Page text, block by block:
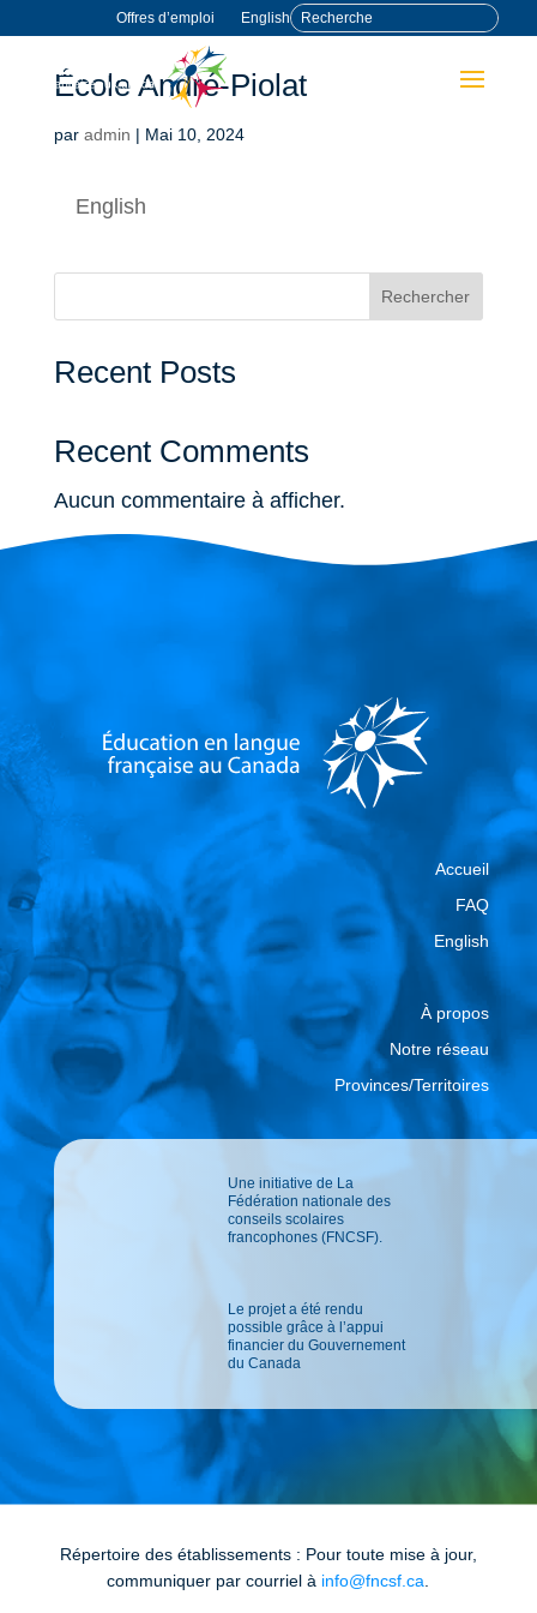
Offres d’emploi English
École André-Piolat
par admin | Mai 10, 2024
English
Rechercher
Recent Posts
Recent Comments
Aucun commentaire à afficher.
Accueil
FAQ
English
À propos
Notre réseau
Provinces/Territoires
Une initiative de La
Fédération nationale des
conseils scolaires
francophones (FNCSF).
Le projet a été rendu
possible grâce à l’appui
financier du Gouvernement
du Canada
Répertoire des établissements : Pour toute mise à jour,
communiquer par courriel à info@fncsf.ca